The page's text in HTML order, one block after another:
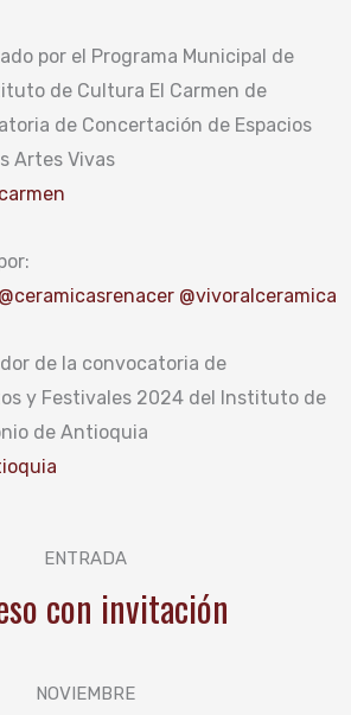
por el Programa Municipal de
de Cultura El Carmen de
de Concertación de Espacios
Artes Vivas
@ceramicasrenacer @vivoralceramica
de la convocatoria de
y Festivales 2024 del Instituto de
de Antioquia
ENTRADA
con invitación
NOVIEMBRE